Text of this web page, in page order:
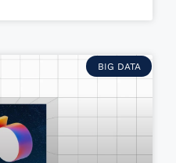
BIG DATA